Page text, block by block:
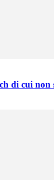
di cui non